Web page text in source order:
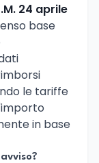
24 aprile
base
le tariffe
in base